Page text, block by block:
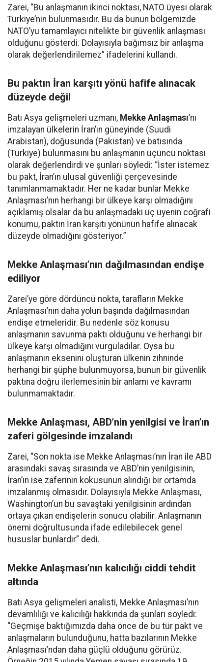
Zarei, “Bu anlaşmanın ikinci noktası, NATO üyesi olarak
Türkiye’nin bulunmasıdır. Bu da bunun bölgemizde
NATO’yu tamamlayıcı nitelikte bir güvenlik anlaşması
olduğunu gösterdi. Dolayısıyla bağımsız bir anlaşma
olarak değerlendirilemez” ifadelerini kullandı.
Bu paktın İran karşıtı yönü hafife alınacak
düzeyde değil
Batı Asya gelişmeleri uzmanı, Mekke Anlaşması’nı
imzalayan ülkelerin İran’ın güneyinde (Suudi
Arabistan), doğusunda (Pakistan) ve batısında
(Türkiye) bulunmasını bu anlaşmanın üçüncü noktası
olarak değerlendirdi ve şunları söyledi: “İster istemez
bu pakt, İran’ın ulusal güvenliği çerçevesinde
tanımlanmamaktadır. Her ne kadar bunlar Mekke
Anlaşması’nın herhangi bir ülkeye karşı olmadığını
açıklamış olsalar da bu anlaşmadaki üç üyenin coğrafi
konumu, paktın İran karşıtı yönünün hafife alınacak
düzeyde olmadığını gösteriyor.”
Mekke Anlaşması’nın dağılmasından endişe
ediliyor
Zarei’ye göre dördüncü nokta, tarafların Mekke
Anlaşması’nın daha yolun başında dağılmasından
endişe etmeleridir. Bu nedenle söz konusu
anlaşmanın savunma paktı olduğunu ve herhangi bir
ülkeye karşı olmadığını vurguladılar. Oysa bu
anlaşmanın eksenini oluşturan ülkenin zihninde
herhangi bir şüphe bulunmuyorsa, bunun bir güvenlik
paktına doğru ilerlemesinin bir anlamı ve kavramı
bulunmamaktadır.
Mekke Anlaşması, ABD’nin yenilgisi ve İran’ın
zaferi gölgesinde imzalandı
Zarei, “Son nokta ise Mekke Anlaşması’nın İran ile ABD
arasındaki savaş sırasında ve ABD’nin yenilgisinin,
İran’ın ise zaferinin kokusunun alındığı bir ortamda
imzalanmış olmasıdır. Dolayısıyla Mekke Anlaşması,
Washington’un bu savaştaki yenilgisinin ardından
ortaya çıkan endişelerin sonucu olabilir. Anlaşmanın
önemi doğrultusunda ifade edilebilecek genel
hususlar bunlardır” dedi.
Mekke Anlaşması’nın kalıcılığı ciddi tehdit
altında
Batı Asya gelişmeleri analisti, Mekke Anlaşması’nın
devamlılığı ve kalıcılığı hakkında da şunları söyledi:
“Geçmişe baktığımızda daha önce de bu tür pakt ve
anlaşmaların bulunduğunu, hatta bazılarının Mekke
Anlaşması’ndan daha güçlü olduğunu görürüz.